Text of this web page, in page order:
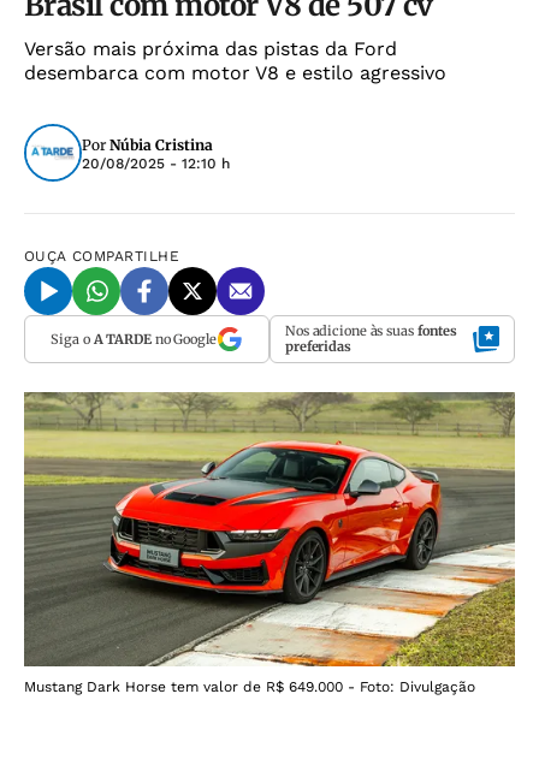
Versão mais próxima das pistas da Ford
desembarca com motor V8 e estilo agressivo
Por Núbia Cristina
20/08/2025 - 12:10 h
OUÇA COMPARTILHE
Siga o A TARDEno Google Nos adicione às suas fontes
preferidas
Mustang Dark Horse tem valor de R$ 649.000 - Foto: Divulgação